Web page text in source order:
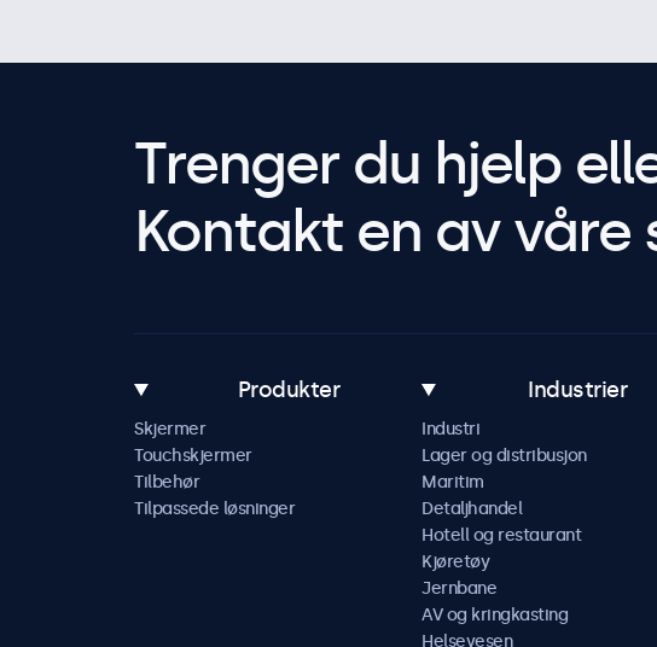
Trenger du hjelp
Kontakt en av våre
Produkter
Skjermer
Touchskjermer
Tilbehør
Tilpassede løsninger
Industrier
Industri
Lager og distribusjon
Maritim
Detaljhandel
Hotell og restaurant
Kjøretøy
Jernbane
AV og kringkasting
Helsevesen